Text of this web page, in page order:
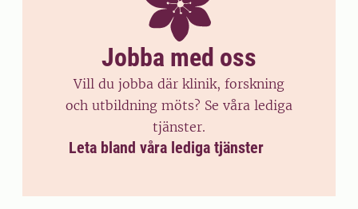
Jobba med oss
Vill du jobba där klinik, forskning
och utbildning möts? Se våra lediga
tjänster.
Leta bland våra lediga tjänster